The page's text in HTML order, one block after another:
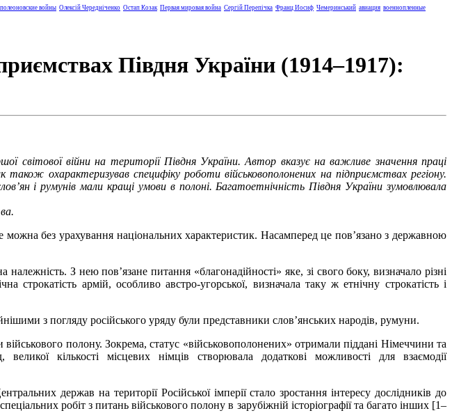
войны Олексій Чередніченко Остап Козак Первая мировая война Сергій Перепічка Франц Иосиф Чемеринський авиация военнопленные
Півдня України (1914–1917):
світової війни на території Півдня України. Автор вказує на важливе значення праці
також охарактеризував специфіку роботи військовополонених на підприємствах регіону.
і румунів мали кращі умови в полоні. Багатоетнічність Півдня України зумовлювала
можна без урахування національних характеристик. Насамперед це пов’язано з державною
З нею пов’язане питання «благонадійності» яке, зі свого боку, визначало різні
армій, особливо австро-угорської, визначала таку ж етнічну строкатість і
з погляду російського уряду були представники слов’янських народів, румуни.
полону. Зокрема, статус «військовополонених» отримали піддані Німеччини та
кількості місцевих німців створювала додаткові можливості для взаємодії
держав на території Російської імперії стало зростання інтересу дослідників до
робіт з питань військового полону в зарубіжній історіографії та багато інших [1–